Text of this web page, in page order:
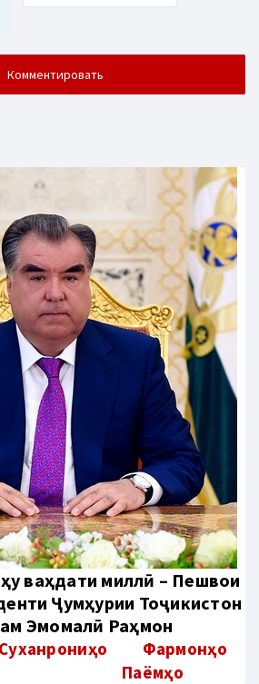
ваҳдати миллӣ – Пешвои
Ҷумҳурии Тоҷикистон
Эмомалӣ Раҳмон
Суханрониҳо
Фармонҳо
Паёмҳо